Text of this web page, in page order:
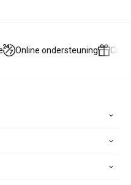
Online ondersteuning